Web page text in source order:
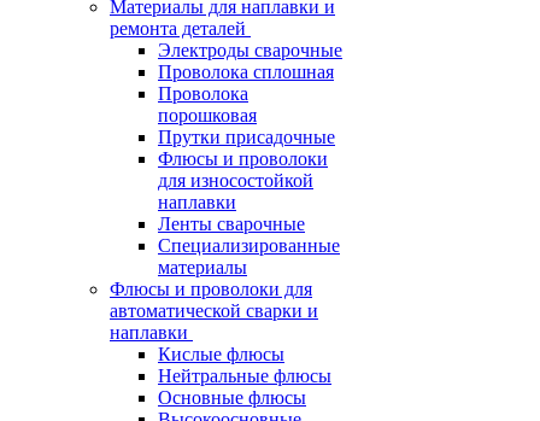
Материалы для наплавки и
ремонта деталей
Электроды сварочные
Проволока сплошная
Проволока
порошковая
Прутки присадочные
Флюсы и проволоки
для износостойкой
наплавки
Ленты сварочные
Специализированные
материалы
Флюсы и проволоки для
автоматической сварки и
наплавки
Кислые флюсы
Нейтральные флюсы
Основные флюсы